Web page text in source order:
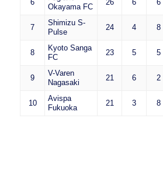
6
Okayama FC
26 6 6
7
Shimizu S-
Pulse
24 4 8
8
Kyoto Sanga
FC
23 5 5
9
V-Varen
Nagasaki
21 6 2
10
Avispa
Fukuoka
21 3 8